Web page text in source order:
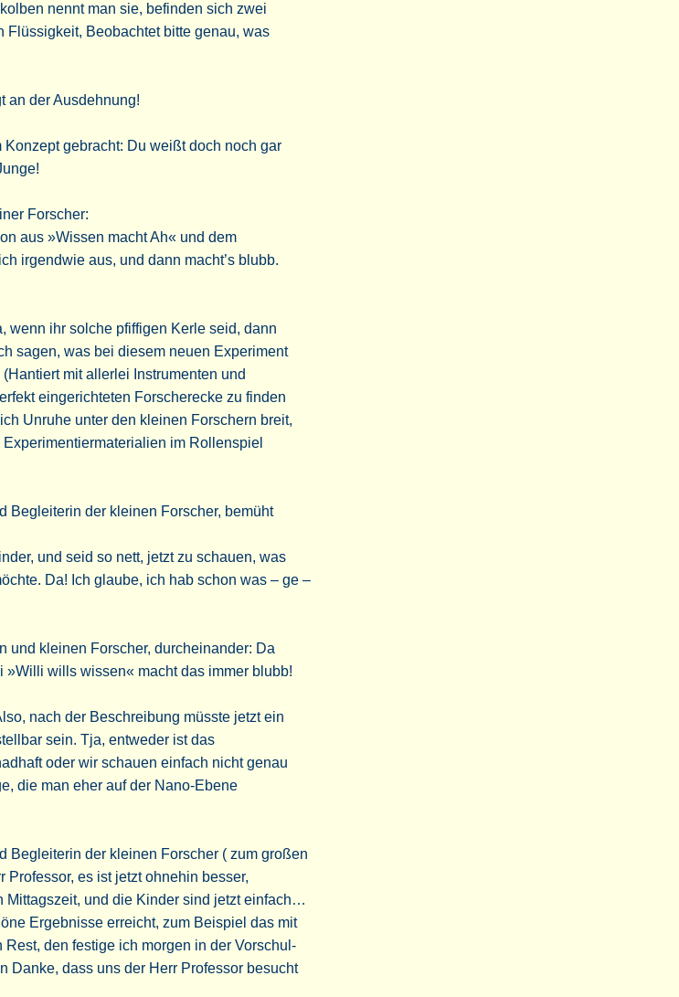
nennt man sie, befinden sich zwei
Flüssigkeit, Beobachtet bitte genau, was
an der Ausdehnung!
Konzept gebracht: Du weißt doch noch gar
Forscher:
aus »Wissen macht Ah« und dem
irgendwie aus, und dann macht’s blubb.
wenn ihr solche pfiffigen Kerle seid, dann
sagen, was bei diesem neuen Experiment
mit allerlei Instrumenten und
eingerichteten Forscherecke zu finden
Unruhe unter den kleinen Forschern breit,
im Rollenspiel
Begleiterin der kleinen Forscher, bemüht
und seid so nett, jetzt zu schauen, was
Da! Ich glaube, ich hab schon was – ge –
und kleinen Forscher, durcheinander: Da
»Willi wills wissen« macht das immer blubb!
nach der Beschreibung müsste jetzt ein
sein. Tja, entweder ist das
oder wir schauen einfach nicht genau
die man eher auf der Nano-Ebene
Begleiterin der kleinen Forscher ( zum großen
Professor, es ist jetzt ohnehin besser,
Mittagszeit, und die Kinder sind jetzt einfach…
Ergebnisse erreicht, zum Beispiel das mit
den festige ich morgen in der Vorschul-
Danke, dass uns der Herr Professor besucht